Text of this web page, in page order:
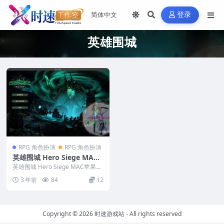
登录
英雄围城
RPG 角色扮演 RPG 角色扮演
英雄围城 Hero Siege MAC
苹果电脑游戏 原生中文版 支
持12 13 14
英雄围城 Hero Siege MAC苹果电
脑游戏 原生中文版 支持12 13 ...
3 年前 84 12
Copyright © 2026时速游戏站- All rights reserved